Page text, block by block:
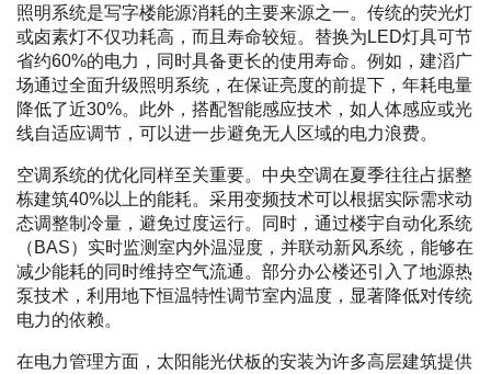
照明系统是写字楼能源消耗的主要来源之一。传统的荧光灯
或卤素灯不仅功耗高，而且寿命较短。替换为LED灯具可节
省约60%的电力，同时具备更长的使用寿命。例如，建滔广
场通过全面升级照明系统，在保证亮度的前提下，年耗电量
降低了近30%。此外，搭配智能感应技术，如人体感应或光
线自适应调节，可以进一步避免无人区域的电力浪费。
空调系统的优化同样至关重要。中央空调在夏季往往占据整
栋建筑40%以上的能耗。采用变频技术可以根据实际需求动
态调整制冷量，避免过度运行。同时，通过楼宇自动化系统
（BAS）实时监测室内外温湿度，并联动新风系统，能够在
减少能耗的同时维持空气流通。部分办公楼还引入了地源热
泵技术，利用地下恒温特性调节室内温度，显著降低对传统
电力的依赖。
在电力管理方面，太阳能光伏板的安装为许多高层建筑提供